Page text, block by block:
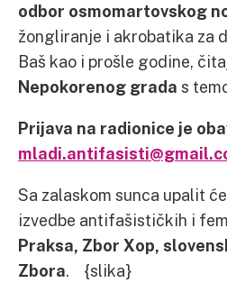
odbor osmomartovskog
žongliranje i akrobatika za
Baš kao i prošle godine,
Nepokorenog grada s
Prijava na radionice je
Sa zalaskom sunca upalit
izvedbe antifašističkih i
Praksa, Zbor Xop,
Zbora. {slika}